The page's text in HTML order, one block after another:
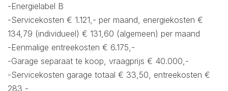
-Energielabel B
-Servicekosten € 1.121,- per maand, energiekosten €
134,79 (individueel) € 131,60 (algemeen) per maand
-Eenmalige entreekosten € 6.175,-
-Garage separaat te koop, vraagprijs € 40.000,-
-Servicekosten garage totaal € 33,50, entreekosten €
283,-